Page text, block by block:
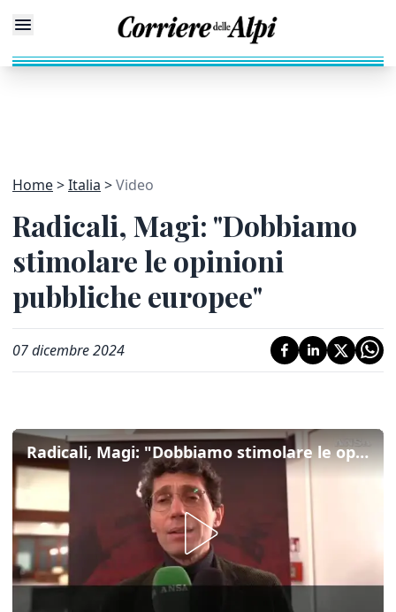
Home Italia Video
Radicali, Magi: "Dobbiamo
stimolare le opinioni
pubbliche europee"
07 dicembre 2024
Radicali, Magi: "Dobbiamo stimolare le opinioni pubbliche europee"